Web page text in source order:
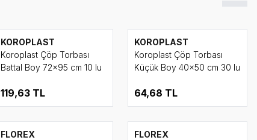
KOROPLAST
Koroplast Çöp Torbası
Battal Boy 72x95 cm 10 lu
119,63TL
KOROPLAST
Koroplast Çöp Torbası
Küçük Boy 40x50 cm 30 lu
64,68 TL
FLOREX
FLOREX